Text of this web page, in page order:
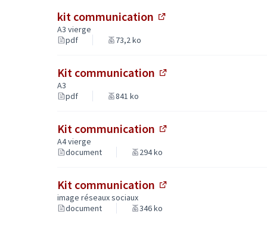
kit communication
A3 vierge
pdf
73,2 ko
Kit communication
A3
pdf
841 ko
Kit communication
A4 vierge
document
294 ko
Kit communication
image réseaux sociaux
document
346 ko